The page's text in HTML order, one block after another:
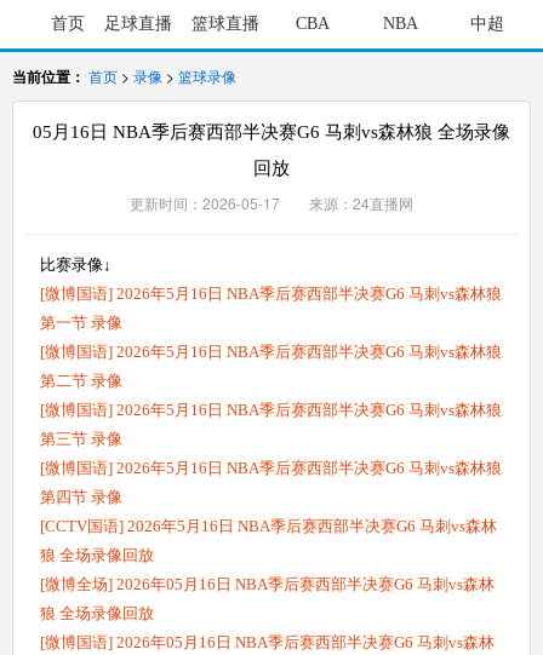
首页 足球直播 篮球直播 CBA NBA 中超
当前位置： 首页 > 录像 > 篮球录像
05月16日 NBA季后赛西部半决赛G6 马刺vs森林狼 全场录像
回放
更新时间：2026-05-17 来源：24直播网
比赛录像↓
[微博国语] 2026年5月16日 NBA季后赛西部半决赛G6 马刺vs森林狼
第一节 录像
[微博国语] 2026年5月16日 NBA季后赛西部半决赛G6 马刺vs森林狼
第二节 录像
[微博国语] 2026年5月16日 NBA季后赛西部半决赛G6 马刺vs森林狼
第三节 录像
[微博国语] 2026年5月16日 NBA季后赛西部半决赛G6 马刺vs森林狼
第四节 录像
[CCTV国语] 2026年5月16日 NBA季后赛西部半决赛G6 马刺vs森林
狼 全场录像回放
[微博全场] 2026年05月16日 NBA季后赛西部半决赛G6 马刺vs森林
狼 全场录像回放
[微博国语] 2026年05月16日 NBA季后赛西部半决赛G6 马刺vs森林